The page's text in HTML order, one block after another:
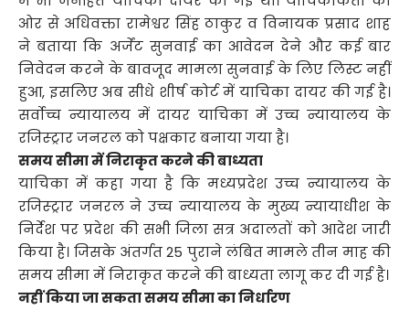
ओर से अधिवक्ता रामेश्वर सिंह ठाकुर व विनायक प्रसाद शाह
ने बताया कि अर्जेंट सुनवाई का आवेदन देने और कई बार
निवेदन करने के बावजूद मामला सुनवाई के लिए लिस्ट नहीं
हुआ, इसलिए अब सीधे शीर्ष कोर्ट में याचिका दायर की गई है।
सर्वोच्च न्यायालय में दायर याचिका में उच्च न्यायालय के
रजिस्ट्रार जनरल को पक्षकार बनाया गया है।
समय सीमा में निराकृत करने की बाध्यता
याचिका में कहा गया है कि मध्यप्रदेश उच्च न्यायालय के
रजिस्ट्रार जनरल ने उच्च न्यायालय के मुख्य न्यायाधीश के
निर्देश पर प्रदेश की सभी जिला सत्र अदालतों को आदेश जारी
किया है। जिसके अंतर्गत 25 पुराने लंबित मामले तीन माह की
समय सीमा में निराकृत करने की बाध्यता लागू कर दी गई है।
नहीं किया जा सकता समय सीमा का निर्धारण